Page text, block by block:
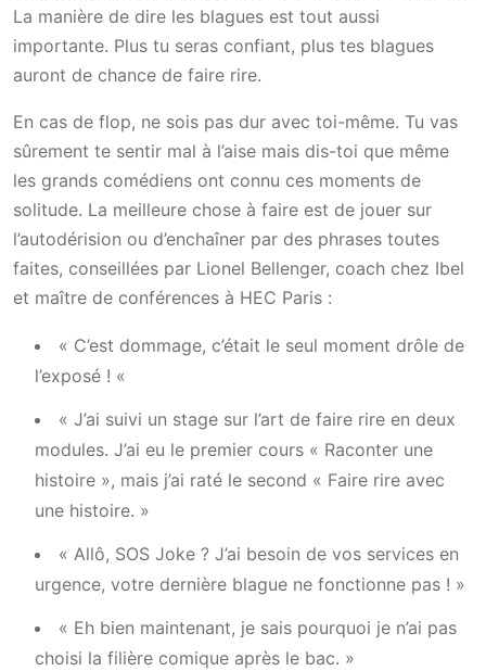
La manière de dire les blagues est tout aussi
importante. Plus tu seras confiant, plus tes blagues
auront de chance de faire rire.
En cas de flop, ne sois pas dur avec toi-même. Tu vas
sûrement te sentir mal à l’aise mais dis-toi que même
les grands comédiens ont connu ces moments de
solitude. La meilleure chose à faire est de jouer sur
l’autodérision ou d’enchaîner par des phrases toutes
faites, conseillées par Lionel Bellenger, coach chez Ibel
et maître de conférences à HEC Paris :
« C’est dommage, c’était le seul moment drôle de
l’exposé ! «
« J’ai suivi un stage sur l’art de faire rire en deux
modules. J’ai eu le premier cours « Raconter une
histoire », mais j’ai raté le second « Faire rire avec
une histoire. »
« Allô, SOS Joke ? J’ai besoin de vos services en
urgence, votre dernière blague ne fonctionne pas ! »
« Eh bien maintenant, je sais pourquoi je n’ai pas
choisi la filière comique après le bac. »